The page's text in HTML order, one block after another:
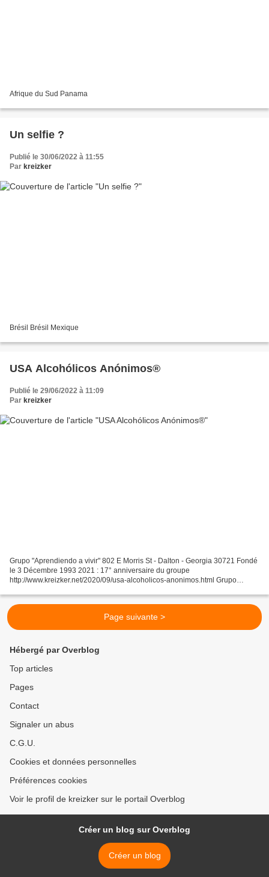
Afrique du Sud Panama
Un selfie ?
Publié le 30/06/2022 à 11:55
Par kreizker
Brésil Brésil Mexique
USA Alcohólicos Anónimos®
Publié le 29/06/2022 à 11:09
Par kreizker
Grupo "Aprendiendo a vivir" 802 E Morris St - Dalton - Georgia 30721 Fondé
le 3 Décembre 1993 2021 : 17° anniversaire du groupe
http://www.kreizker.net/2020/09/usa-alcoholicos-anonimos.html Grupo
Page suivante >
Hébergé par Overblog
Top articles
Pages
Contact
Signaler un abus
C.G.U.
Cookies et données personnelles
Préférences cookies
Voir le profil de kreizker sur le portail Overblog
Créer un blog sur Overblog
Créer un blog